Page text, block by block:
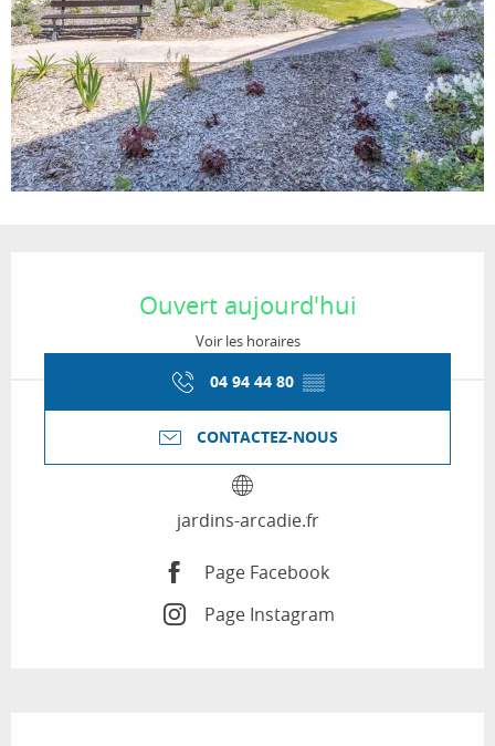
Ouvert aujourd'hui
Voir les horaires
04 94 44 80 ▒▒
CONTACTEZ-NOUS
jardins-arcadie.fr
Page Facebook
Page Instagram